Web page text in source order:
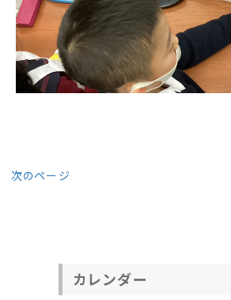
次のページ
カレンダー